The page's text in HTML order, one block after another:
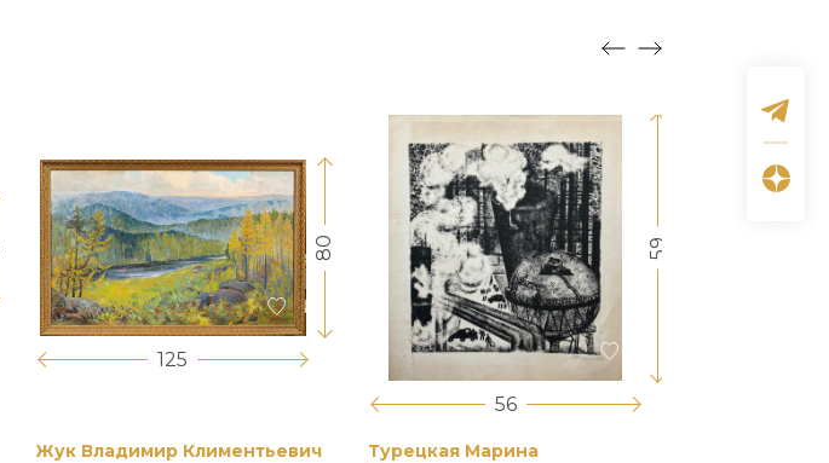
125
80
Жук Владимир Климентьевич
56
59
Турецкая Марина